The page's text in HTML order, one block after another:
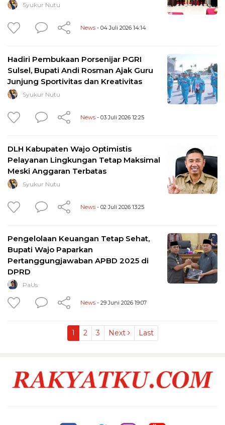
Syukur Nutu
News - 04 Juli 2026 14:14
Hadiri Pembukaan Porsenijar PGRI
Sulsel, Bupati Andi Rosman Ajak Guru
Junjung Sportivitas dan Kreativitas
Syukur Nutu
News - 03 Juli 2026 12:25
DLH Kabupaten Wajo Optimistis
Pelayanan Lingkungan Tetap Maksimal
Meski Anggaran Terbatas
Syukur Nutu
News - 02 Juli 2026 13:25
Pengelolaan Keuangan Tetap Sehat,
Bupati Wajo Paparkan
Pertanggungjawaban APBD 2025 di
DPRD
PaUs
News - 29 Juni 2026 19:07
1 2 3 Next Last